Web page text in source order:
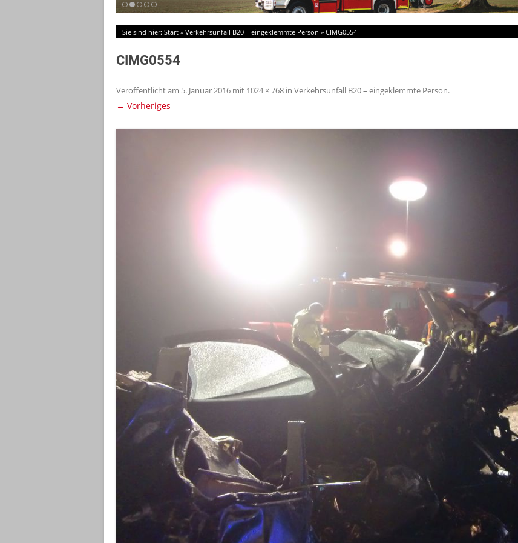
Sie sind hier: Start » Verkehrsunfall B20 – eingeklemmte Person » CIMG0554
CIMG0554
Veröffentlicht am 5. Januar 2016 mit 1024 × 768 in Verkehrsunfall B20 – eingeklemmte Person.
← Vorheriges